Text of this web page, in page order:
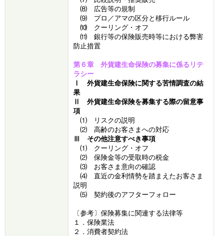
⑻ 広告等の規制
⑼ プロ／アマの区分と移行ルール
⑽ クーリング・オフ
⑾ 銀行等の保険販売時等における弊害
防止措置
第６章 外貨建生命保険の募集に係るリテ
ラシー
Ⅰ 外貨建生命保険に関する苦情調査の結
果
Ⅱ 外貨建生命保険を募集する際の留意事
項
⑴ リスクの説明
⑵ 高齢のお客さまへの対応
Ⅲ その他注意すべき事項
⑴ クーリング・オフ
⑵ 保険金等の受取時の税金
⑶ お客さま意向の確認
⑷ 直近の金利情勢を踏まえたお客さま
説明
⑸ 契約後のアフターフォロー
〔参考〕保険募集に関連する法律等
１．保険業法
２．消費者契約法